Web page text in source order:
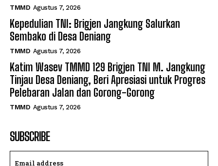
TMMD Agustus 7, 2026
Kepedulian TNI: Brigjen Jangkung Salurkan
Sembako di Desa Deniang
TMMD Agustus 7, 2026
Katim Wasev TMMD 129 Brigjen TNI M. Jangkung
Tinjau Desa Deniang, Beri Apresiasi untuk Progres
Pelebaran Jalan dan Gorong-Gorong
TMMD Agustus 7, 2026
SUBSCRIBE